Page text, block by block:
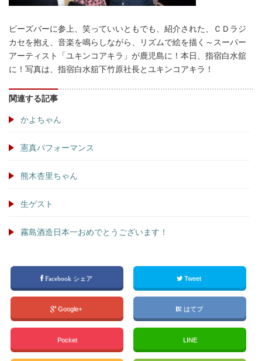
ピーズバーに参上、笑っていいともでも、紹介された、ＣＤラジ
カセを抱え、音楽を鳴らしながら、リズムで絵を描く～スーパー
アーティスト「ユキンコアキラ」が鹿児島に！本日、指宿白水舘
に！写真は、指宿白水舘下竹原社長とユキンコアキラ！
関連する記事
かよちゃん
憲真パフォーマンス
熊木杏里ちゃん
生ゲスト
霧島酒造日本一おめでとうございます！
Facebook シェア Tweet
Google+ はてブ
Pocket LINE